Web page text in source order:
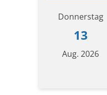
Donnerstag
13
Aug. 2026